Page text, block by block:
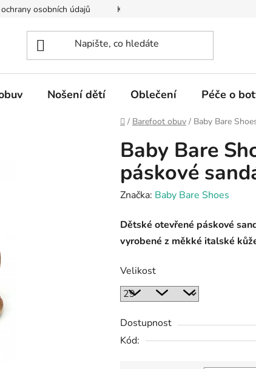
osobních údajů Kontakty na prodejny
Nošení dětí Oblečení Péče o
Domů
/ Barefoot obuv / Baby Bare
Baby Bare
páskové
Značka: Baby Bare Shoes
Dětské otevřené páskové
vyrobené z měkké italské
Velikost
Dostupnost
Kód: